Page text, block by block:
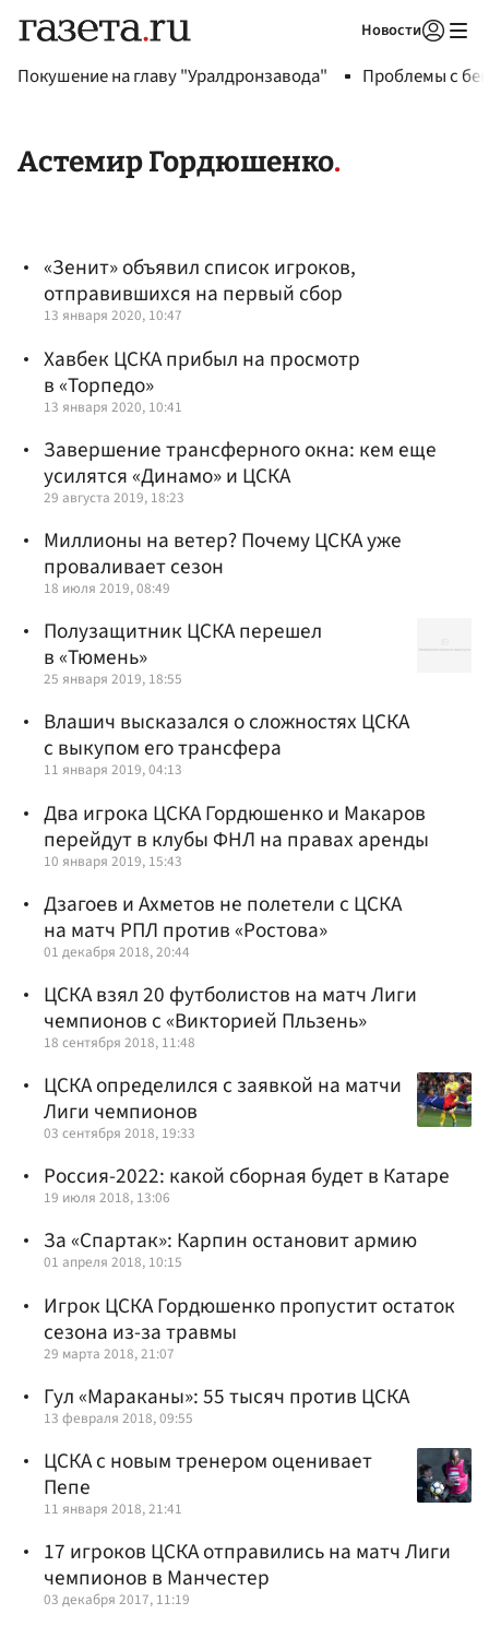
Новости
Покушение на главу "Уралдронзавода" Проблемы с
Астемир Гордюшенко
«Зенит» объявил список игроков,
отправившихся на первый сбор
13 января 2020, 10:47
Хавбек ЦСКА прибыл на просмотр
в «Торпедо»
13 января 2020, 10:41
Завершение трансферного окна: кем еще
усилятся «Динамо» и ЦСКА
29 августа 2019, 18:23
Миллионы на ветер? Почему ЦСКА уже
проваливает сезон
18 июля 2019, 08:49
Полузащитник ЦСКА перешел
в «Тюмень»
25 января 2019, 18:55
Влашич высказался о сложностях ЦСКА
с выкупом его трансфера
11 января 2019, 04:13
Два игрока ЦСКА Гордюшенко и Макаров
перейдут в клубы ФНЛ на правах аренды
10 января 2019, 15:43
Дзагоев и Ахметов не полетели с ЦСКА
на матч РПЛ против «Ростова»
01 декабря 2018, 20:44
ЦСКА взял 20 футболистов на матч Лиги
чемпионов с «Викторией Пльзень»
18 сентября 2018, 11:48
ЦСКА определился с заявкой на матчи
Лиги чемпионов
03 сентября 2018, 19:33
Россия-2022: какой сборная будет в Катаре
19 июля 2018, 13:06
За «Спартак»: Карпин остановит армию
01 апреля 2018, 10:15
Игрок ЦСКА Гордюшенко пропустит остаток
сезона из-за травмы
29 марта 2018, 21:07
Гул «Мараканы»: 55 тысяч против ЦСКА
13 февраля 2018, 09:55
ЦСКА с новым тренером оценивает
Пепе
11 января 2018, 21:41
17 игроков ЦСКА отправились на матч Лиги
чемпионов в Манчестер
03 декабря 2017, 11:19